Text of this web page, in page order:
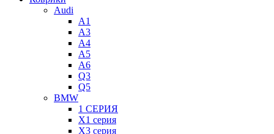
Audi
A1
A3
A4
A5
A6
Q3
Q5
BMW
1 СЕРИЯ
X1 серия
X3 серия